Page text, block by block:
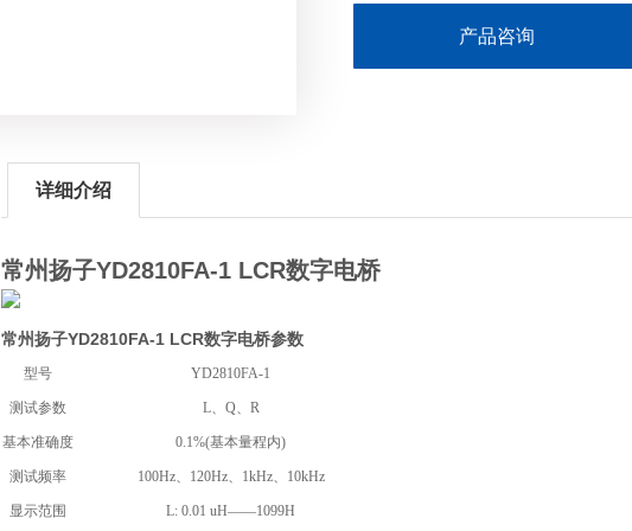
产品咨询
详细介绍
常州扬子YD2810FA-1 LCR数字电桥
常州扬子YD2810FA-1 LCR数字电桥参数
型号 YD2810FA-1
测试参数 L、Q、R
基本准确度 0.1%(基本量程内)
测试频率 100Hz、120Hz、1kHz、10kHz
显示范围
L: 0.01 uH——1099H